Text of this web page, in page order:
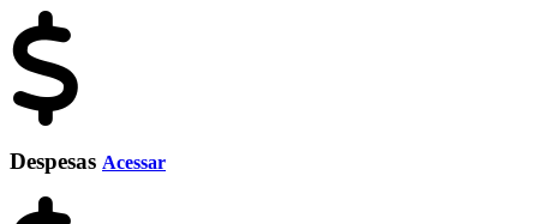
Despesas Acessar